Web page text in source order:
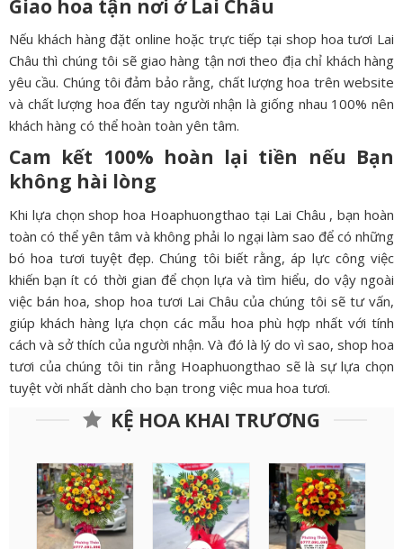
Giao hoa tận nơi ở Lai Châu
Nếu khách hàng đặt online hoặc trực tiếp tại shop hoa tươi Lai
Châu thì chúng tôi sẽ giao hàng tận nơi theo địa chỉ khách hàng
yêu cầu. Chúng tôi đảm bảo rằng, chất lượng hoa trên website
và chất lượng hoa đến tay người nhận là giống nhau 100% nên
khách hàng có thể hoàn toàn yên tâm.
Cam kết 100% hoàn lại tiền nếu Bạn
không hài lòng
Khi lựa chọn shop hoa Hoaphuongthao tại Lai Châu , bạn hoàn
toàn có thể yên tâm và không phải lo ngại làm sao để có những
bó hoa tươi tuyệt đẹp. Chúng tôi biết rằng, áp lực công việc
khiến bạn ít có thời gian để chọn lựa và tìm hiểu, do vậy ngoài
việc bán hoa, shop hoa tươi Lai Châu của chúng tôi sẽ tư vấn,
giúp khách hàng lựa chọn các mẫu hoa phù hợp nhất với tính
cách và sở thích của người nhận. Và đó là lý do vì sao, shop hoa
tươi của chúng tôi tin rằng Hoaphuongthao sẽ là sự lựa chọn
tuyệt vời nhất dành cho bạn trong việc mua hoa tươi.
KỆ HOA KHAI TRƯƠNG